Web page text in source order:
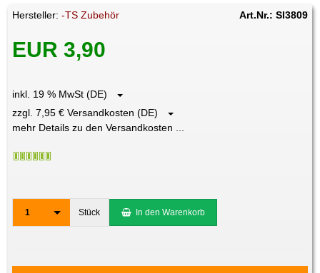
Hersteller:-TS Zubehör Art.Nr.: SI3809
EUR 3,90
inkl. 19 % MwSt (DE)
zzgl. 7,95 € Versandkosten (DE)
mehr Details zu den Versandkosten ...
1 Stück In den Warenkorb